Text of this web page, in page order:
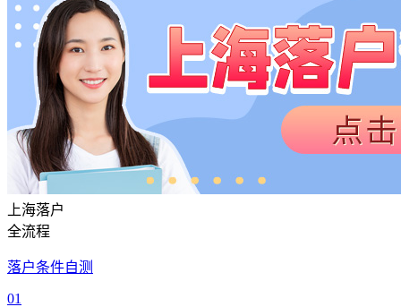
上海落户
全流程
落户条件自测
01